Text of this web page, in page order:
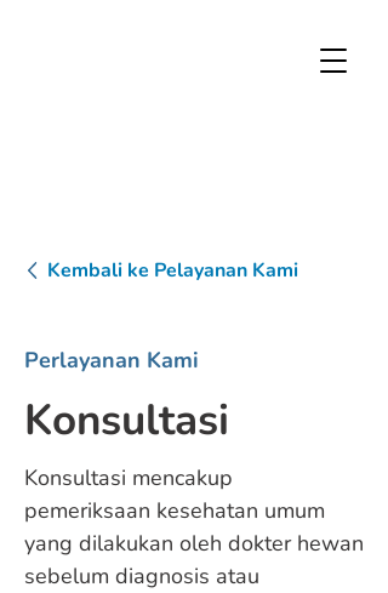
Kembali ke Pelayanan Kami
Perlayanan Kami
Konsultasi
Konsultasi mencakup
pemeriksaan kesehatan umum
yang dilakukan oleh dokter hewan
sebelum diagnosis atau